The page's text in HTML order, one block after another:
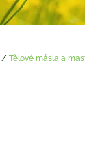
/ Tělové másla a